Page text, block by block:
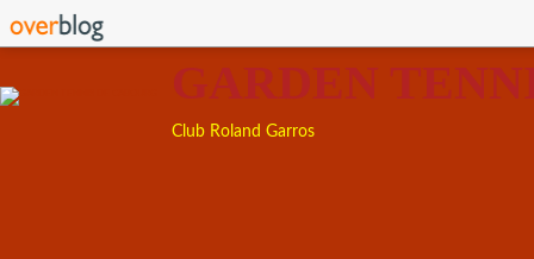
GARDEN
Club Roland Garros